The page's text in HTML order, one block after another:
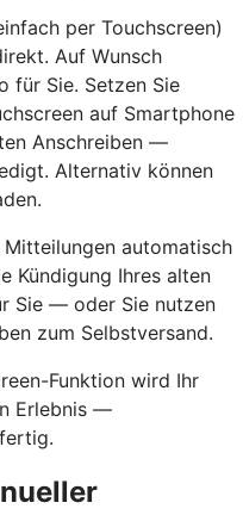
per Touchscreen)
Auf Wunsch
für Sie. Setzen Sie
auf Smartphone
Anschreiben —
Alternativ können
automatisch
Kündigung Ihres alten
Sie — oder Sie nutzen
zum Selbstversand.
Funktion wird Ihr
Erlebnis —